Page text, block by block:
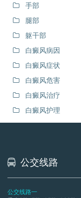
手部
腿部
躯干部
白癜风病因
白癜风症状
白癜风危害
白癜风治疗
白癜风护理
公交线路
公交线路一